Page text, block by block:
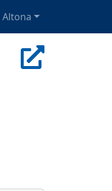
Altona